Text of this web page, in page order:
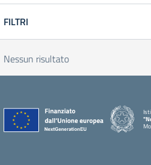
FILTRI
Nessun risultato